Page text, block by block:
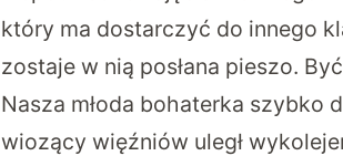
który ma dostarczyć do innego
zostaje w nią posłana pieszo.
Nasza młoda bohaterka
wiozący więźniów uległ